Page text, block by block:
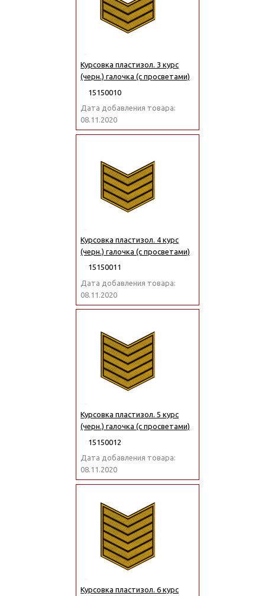
Курсовка пластизол. 3 курс
(черн.) галочка (с просветами)
15150010
Дата добавления товара:
08.11.2020
Курсовка пластизол. 4 курс
(черн.) галочка (с просветами)
15150011
Дата добавления товара:
08.11.2020
Курсовка пластизол. 5 курс
(черн.) галочка (с просветами)
15150012
Дата добавления товара:
08.11.2020
Курсовка пластизол. 6 курс